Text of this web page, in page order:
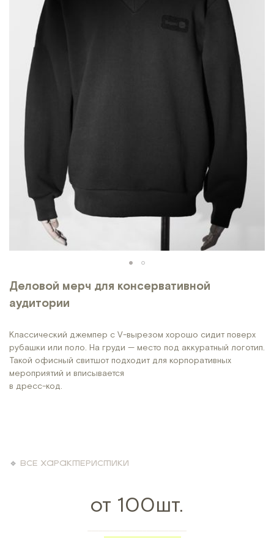
Деловой мерч для консервативной
аудитории
Классический джемпер с V-вырезом хорошо сидит поверх
рубашки или поло. На груди — место под аккуратный логотип.
Такой офисный свитшот подходит для корпоративных
мероприятий и вписывается
в дресс-код.
🔹 ВСЕ ХАРАКТЕРИСТИКИ
от 100шт.